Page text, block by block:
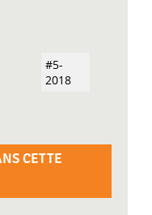
#5-
2018
CETTE